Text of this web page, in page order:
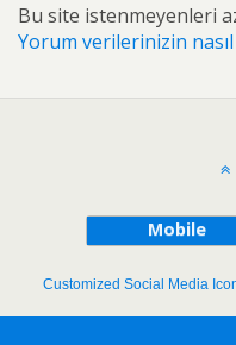
Bu site istenmeyenleri
Yorum verilerinizin
Mobile
Customized Social Media